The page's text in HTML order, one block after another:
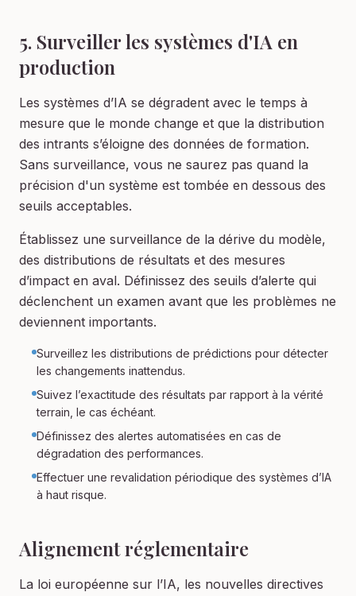
5. Surveiller les systèmes d'IA en
production
Les systèmes d’IA se dégradent avec le temps à
mesure que le monde change et que la distribution
des intrants s’éloigne des données de formation.
Sans surveillance, vous ne saurez pas quand la
précision d'un système est tombée en dessous des
seuils acceptables.
Établissez une surveillance de la dérive du modèle,
des distributions de résultats et des mesures
d’impact en aval. Définissez des seuils d’alerte qui
déclenchent un examen avant que les problèmes ne
deviennent importants.
Surveillez les distributions de prédictions pour détecter
les changements inattendus.
Suivez l’exactitude des résultats par rapport à la vérité
terrain, le cas échéant.
Définissez des alertes automatisées en cas de
dégradation des performances.
Effectuer une revalidation périodique des systèmes d’IA
à haut risque.
Alignement réglementaire
La loi européenne sur l’IA, les nouvelles directives